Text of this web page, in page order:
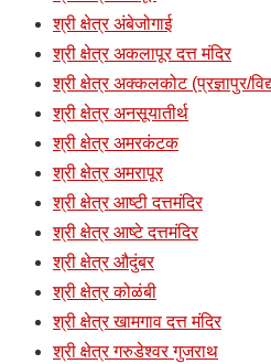
श्री क्षेत्र अंबेजोगाई
श्री क्षेत्र अकलापूर दत्त मंदिर
श्री क्षेत्र अक्कलकोट (प्रज्ञापुर/
श्री क्षेत्र अनसूयातीर्थ
श्री क्षेत्र अमरकंटक
श्री क्षेत्र अमरापूर
श्री क्षेत्र आष्टी दत्तमंदिर
श्री क्षेत्र आष्टे दत्तमंदिर
श्री क्षेत्र औदुंबर
श्री क्षेत्र कोळंबी
श्री क्षेत्र खामगाव दत्त मंदिर
श्री क्षेत्र गरुडेश्वर गुजराथ